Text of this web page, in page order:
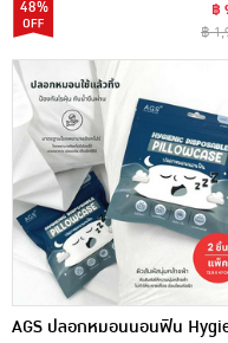
48%
฿
฿
AGS ปลอกหมอนนอนฟิน